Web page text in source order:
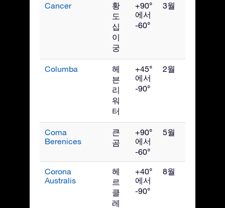
Cancer
황
도
십
이
궁
+90°
에서
-60°
3월
Columba
헤
븐
리
워
터
+45°
에서
-90°
2월
Coma
Berenices
큰
곰
+90°
에서
-60°
5월
Corona
Australis
헤
르
클
레
+40°
에서
-90°
8월